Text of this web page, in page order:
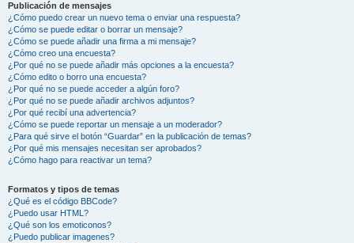
Publicación de mensajes
¿Cómo puedo crear un nuevo tema o enviar una respuesta?
¿Cómo se puede editar o borrar un mensaje?
¿Cómo se puede añadir una firma a mi mensaje?
¿Cómo creo una encuesta?
¿Por qué no se puede añadir más opciones a la encuesta?
¿Cómo edito o borro una encuesta?
¿Por qué no se puede acceder a algún foro?
¿Por qué no se puede añadir archivos adjuntos?
¿Por qué recibí una advertencia?
¿Cómo se puede reportar un mensaje a un moderador?
¿Para qué sirve el botón “Guardar” en la publicación de temas?
¿Por qué mis mensajes necesitan ser aprobados?
¿Cómo hago para reactivar un tema?
Formatos y tipos de temas
¿Qué es el código BBCode?
¿Puedo usar HTML?
¿Qué son los emoticonos?
¿Puedo publicar imagenes?